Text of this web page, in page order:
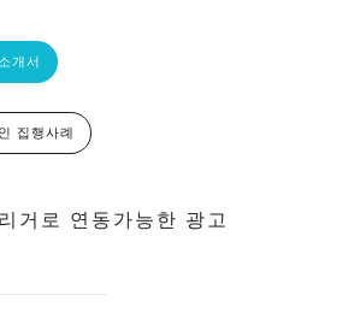
개서
집행사례
거로 연동가능한 광고